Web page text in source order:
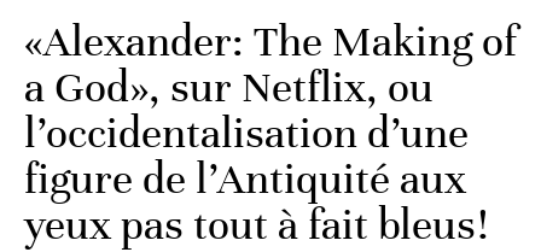
«Alexander: The Making of
a God», sur Netflix, ou
l’occidentalisation d’une
figure de l’Antiquité aux
yeux pas tout à fait bleus!